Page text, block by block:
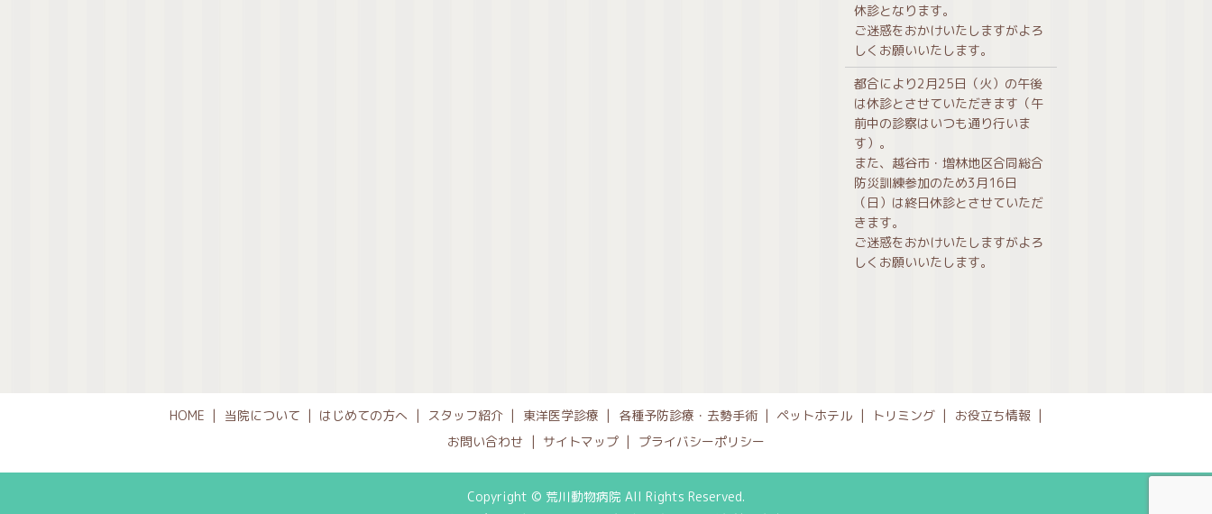
休診となります。
ご迷惑をおかけいたしますがよろ
しくお願いいたします。
都合により2月25日（火）の午後
は休診とさせていただきます（午
前中の診察はいつも通り行いま
す）。
また、越谷市・増林地区合同総合
防災訓練参加のため3月16日
（日）は終日休診とさせていただ
きます。
ご迷惑をおかけいたしますがよろ
しくお願いいたします。
HOME 当院について はじめての方へ スタッフ紹介 東洋医学診療 各種予防診療・去勢手術 ペットホテル トリミング
お役立ち情報
お問い合わせ
サイトマップ プライバシーポリシー
Copyright © 荒川動物病院 All Rights Reserved.